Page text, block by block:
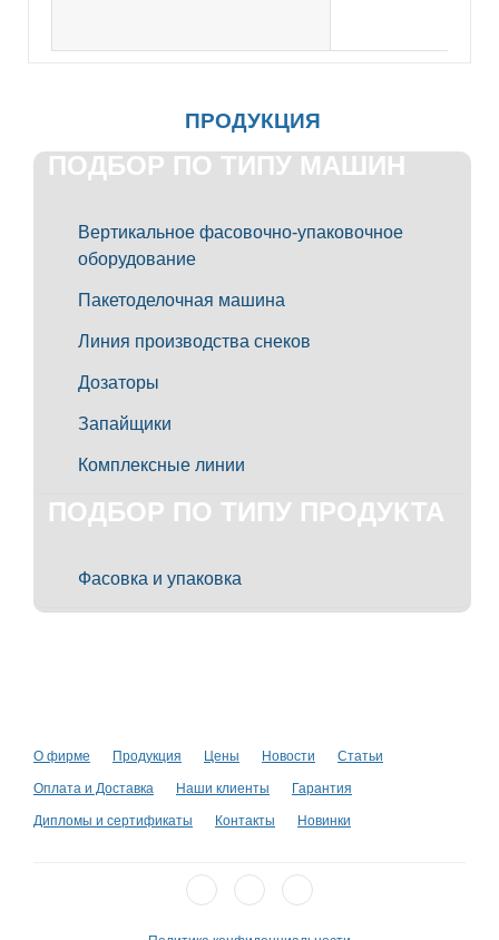
ПРОДУКЦИЯ
ПОДБОР ПО ТИПУ МАШИН
Вертикальное фасовочно-упаковочное
оборудование
Пакетоделочная машина
Линия производства снеков
Дозаторы
Запайщики
Комплексные линии
ПОДБОР ПО ТИПУ ПРОДУКТА
Фасовка и упаковка
О фирме Продукция Цены Новости Статьи
Оплата и Доставка Наши клиенты Гарантия
Дипломы и сертификаты Контакты Новинки